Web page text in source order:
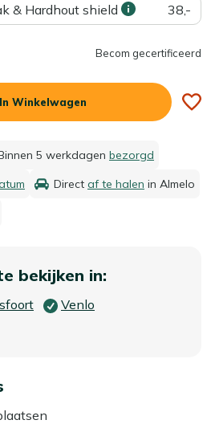
& Hardhout shield
38,-
Becom gecertificeerd
In Winkelwagen
5 werkdagen bezorgd
Direct af te halen in Almelo
bekijken in:
Venlo